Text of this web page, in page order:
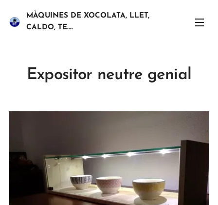
MÀQUINES DE XOCOLATA, LLET,
CALDO, TE....
Expositor neutre genial